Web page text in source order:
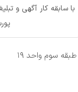
با سابقه کار آگهی و
سوم واحد 19